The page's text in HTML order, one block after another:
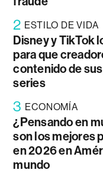
2 ESTILO DE VIDA
Disney y TikTok
para que
contenido de
series
3 ECONOMÍA
¿Pensando en
son los mejores
en 2026 en
mundo